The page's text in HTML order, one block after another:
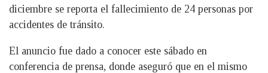
diciembre se reporta el fallecimiento de 24 personas por
accidentes de tránsito.
El anuncio fue dado a conocer este sábado en
conferencia de prensa, donde aseguró que en el mismo